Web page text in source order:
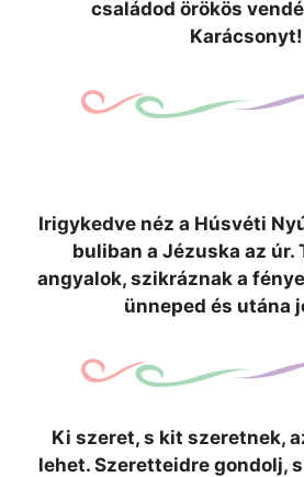
családod örökös
Karácsonyt!
Irigykedve néz a Húsvéti
buliban a Jézuska az úr.
angyalok, szikráznak a
ünneped és utána
Ki szeret, s kit szeretnek,
lehet. Szeretteidre gondolj,